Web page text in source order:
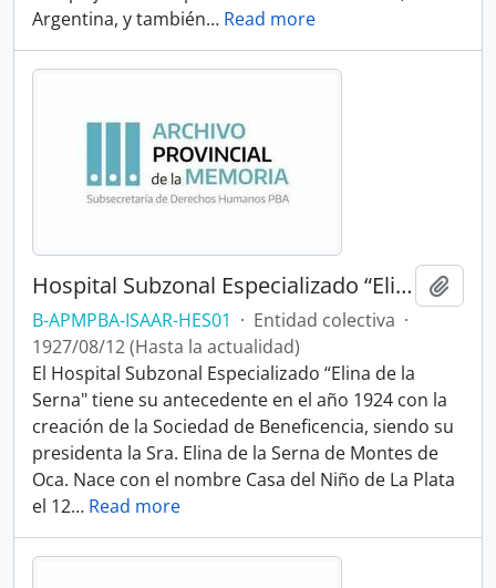
Argentina, y también… Read more
Hospital Subzonal Especializado “Elina de la Serna"
B-APMPBA-ISAAR-HES01 · Entidad colectiva ·
1927/08/12 (Hasta la actualidad)
El Hospital Subzonal Especializado “Elina de la
Serna" tiene su antecedente en el año 1924 con la
creación de la Sociedad de Beneficencia, siendo su
presidenta la Sra. Elina de la Serna de Montes de
Oca. Nace con el nombre Casa del Niño de La Plata
el 12… Read more